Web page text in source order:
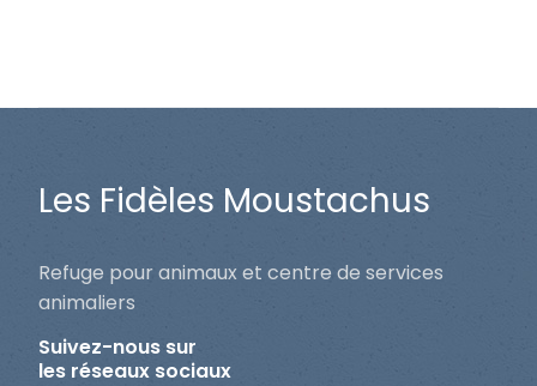
Les Fidèles Moustachus
Refuge pour animaux et centre de services
animaliers
Suivez-nous sur
les réseaux sociaux